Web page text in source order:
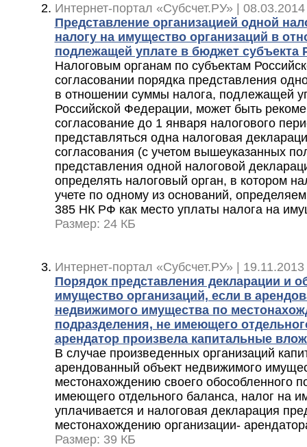
Интернет-портал «Субсчет.РУ» |
Представление организацией одной
налогу на имущество организаций в
подлежащей уплате в бюджет субъекта
Налоговым органам по субъектам
согласовании порядка представления
в отношении суммы налога, подлежащей
Российской Федерации, может быть
согласование до 1 января налогового
представляться одна налоговая
согласования (с учетом вышеуказанных
представления одной налоговой
определять налоговый орган, в котором
учете по одному из оснований,
385 НК РФ как место уплаты налога на
Размер: 24 КБ
Интернет-портал «Субсчет.РУ» |
Порядок представления декларации и
имущество организаций, если в
недвижимого имущества по
подразделения, не имеющего
арендатор произвела капитальные
В случае произведенных организаций
арендованный объект недвижимого
местонахождению своего обособленного
имеющего отдельного баланса, налог на
уплачивается и налоговая декларация
местонахождению организации-
Размер: 39 КБ